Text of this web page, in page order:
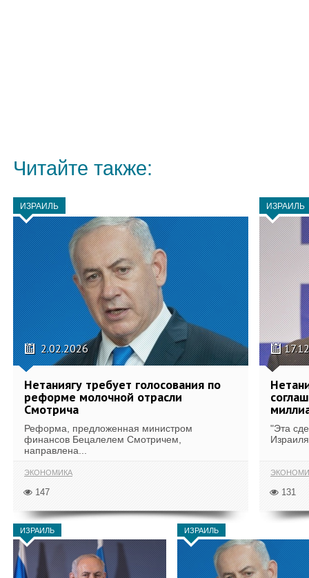
Читайте также:
ИЗРАИЛЬ
2.02.2026
Нетаниягу требует голосования по
реформе молочной отрасли
Смотрича
Реформа, предложенная министром
финансов Бецалелем Смотричем,
направлена...
ЭКОНОМИКА
147
ИЗРАИЛЬ
"Эта
131
ИЗРАИЛЬ ИЗРАИЛЬ